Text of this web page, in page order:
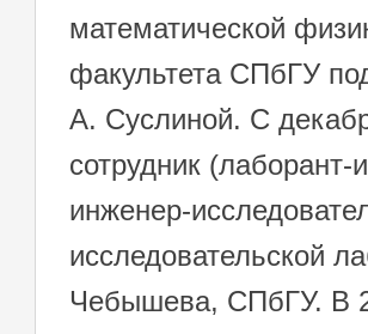
математической
факультета СПбГУ
А. Суслиной. С
сотрудник (лаборант-
инженер-
исследовательской
Чебышева, СПбГУ. В